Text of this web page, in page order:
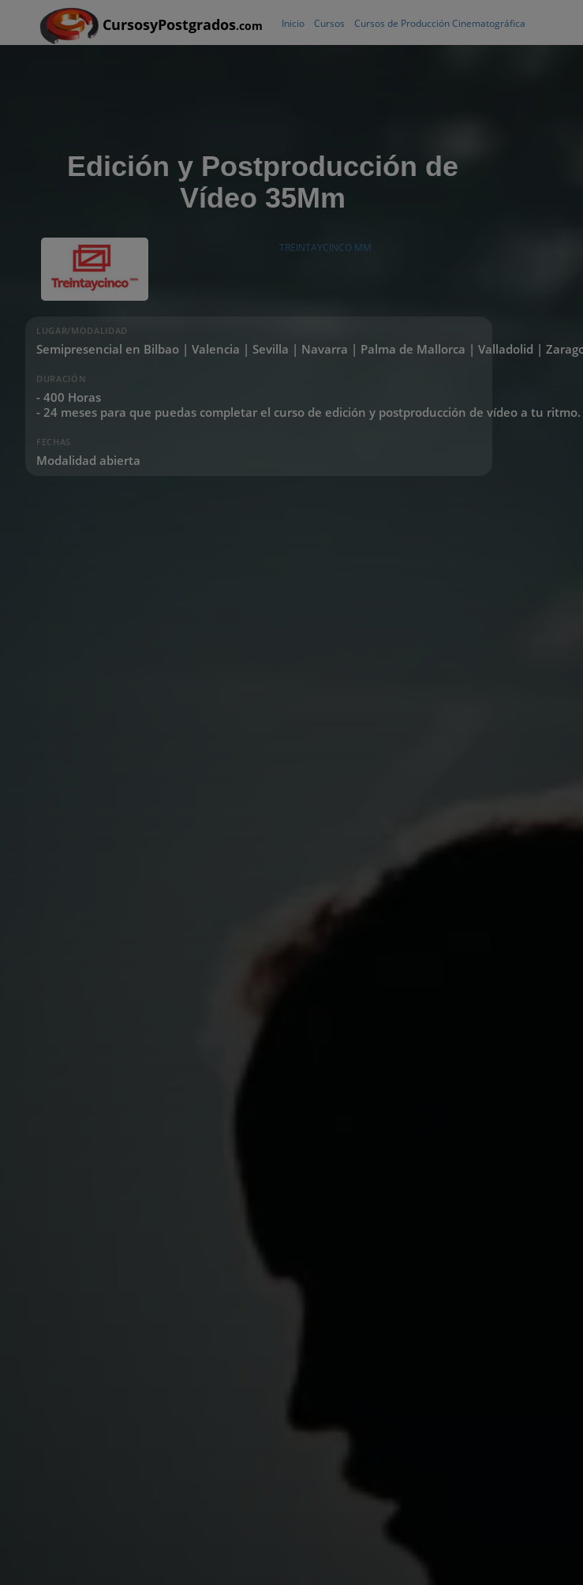
CursosyPostgrados.com Inicio Cursos Cursos de Producción Cinematográfica
Edición y Postproducción de
Vídeo 35Mm
TREINTAYCINCO MM
LUGAR/MODALIDAD
Semipresencial en Bilbao | Valencia | Sevilla | Navarra | Palma de Mallorca | Valladolid |
DURACIÓN
- 400 Horas
- 24 meses para que puedas completar el curso de edición y postproducción de vídeo a tu ritmo.
FECHAS
Modalidad abierta